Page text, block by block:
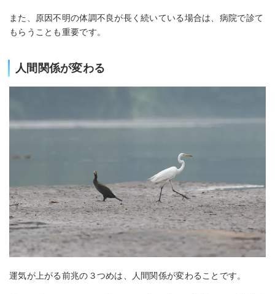
また、原因不明の体調不良が長く続いている場合は、病院で診て
もらうことも重要です。
人間関係が変わる
運気が上がる前兆の３つめは、人間関係が変わることです。